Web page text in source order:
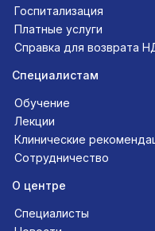
Госпитализация
Платные услуги
Справка для возврата
Специалистам
Обучение
Лекции
Клинические
Сотрудничество
О центре
Специалисты